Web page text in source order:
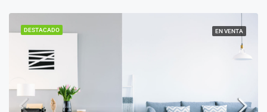
DESTACADO EN VENTA